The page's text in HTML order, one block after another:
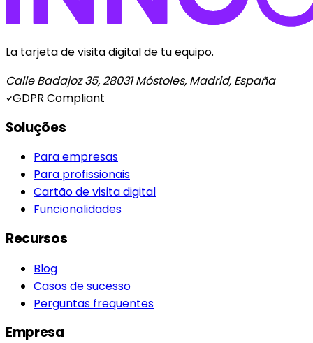
La tarjeta de visita digital de tu equipo.
Calle Badajoz 35, 28031 Móstoles, Madrid, España
GDPR Compliant
Soluções
Para empresas
Para profissionais
Cartão de visita digital
Funcionalidades
Recursos
Blog
Casos de sucesso
Perguntas frequentes
Empresa